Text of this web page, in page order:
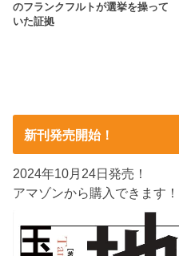
のフランクフルトが選挙を操って
いた証拠
新刊発売開始！
2024年10月24日発売！
アマゾンから購入できます！